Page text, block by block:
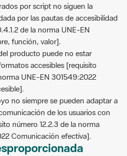
por script no siguen la
por las pautas de accesibilidad
de la norma UNE-EN
función, valor].
producto puede no estar
accesibles [requisito
UNE-EN 301549:2022
no siempre se pueden adaptar a
de los usuarios con
número 12.2.3 de la norma
Comunicación efectiva].